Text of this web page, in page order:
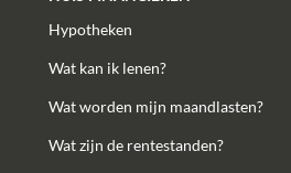
Hypotheken
Wat kan ik lenen?
Wat worden mijn maandlasten?
Wat zijn de rentestanden?